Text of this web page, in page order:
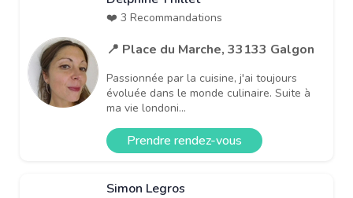
❤️ 3 Recommandations
📍 Place du Marche, 33133 Galgon
Passionnée par la cuisine, j'ai toujours
évoluée dans le monde culinaire. Suite à
ma vie londoni...
Prendre rendez-vous
Simon Legros